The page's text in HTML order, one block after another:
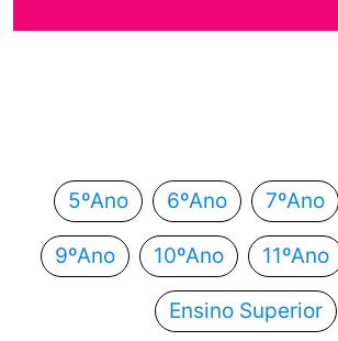
5ºAno 6ºAno 7ºAno
9ºAno 10ºAno 11ºAno
Ensino Superior